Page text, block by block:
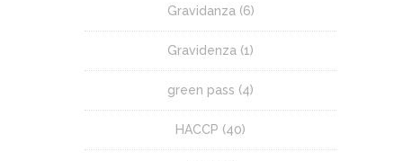
Gravidanza (6)
Gravidenza (1)
green pass (4)
HACCP (40)